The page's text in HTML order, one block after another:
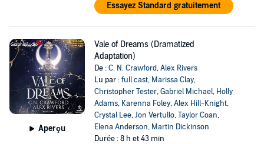
Essayez Standard gratuitement
Aperçu
Vale of Dreams (Dramatized
Adaptation)
De :C. N. Crawford,Alex Rivers
Lu par :full cast, Marissa Clay,
Christopher Tester,Gabriel Michael, Holly
Adams, Karenna Foley,Alex Hill-Knight,
Crystal Lee,Jon Vertullo,Taylor Coan,
Elena Anderson, Martin Dickinson
Durée : 8 h et 43 min